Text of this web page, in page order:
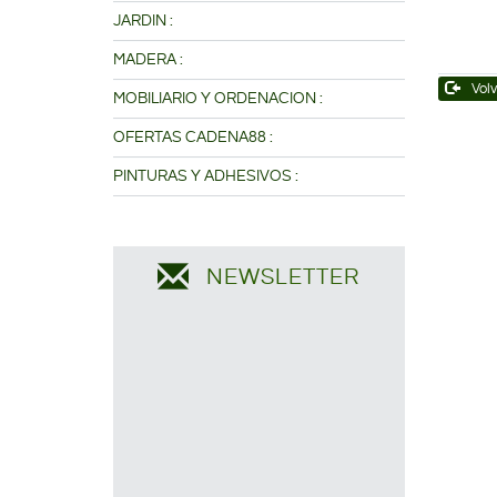
JARDIN :
MADERA :
MOBILIARIO Y ORDENACION :
OFERTAS CADENA88 :
PINTURAS Y ADHESIVOS :
NEWSLETTER